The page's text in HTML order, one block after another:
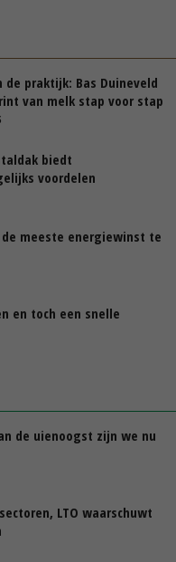
de praktijk: Bas Duineveld
van melk stap voor stap
biedt
voordelen
meeste energiewinst te
en toch een snelle
de uienoogst zijn we nu
LTO waarschuwt